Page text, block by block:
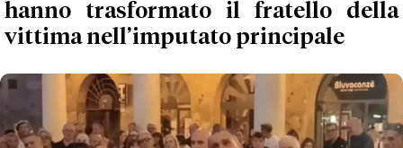
hanno trasformato il fratello della
vittima nell’imputato principale